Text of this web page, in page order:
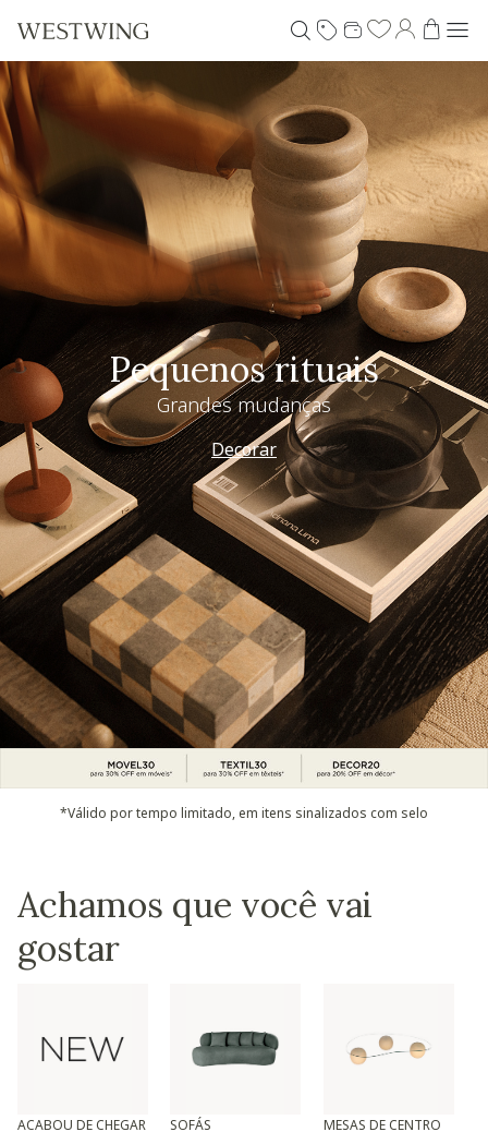
Pequenos rituais
Grandes mudanças
Decorar
*Válido por tempo limitado, em itens sinalizados com selo
Achamos que você vai
gostar
ACABOU DE CHEGAR SOFÁS MESAS DE CENTRO